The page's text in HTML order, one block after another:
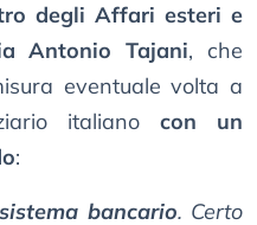
degli Affari esteri e
Antonio Tajani, che
eventuale volta a
italianocon un
:
bancario. Certo